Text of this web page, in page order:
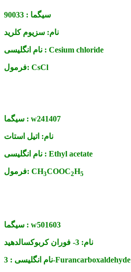
سیگما : 90033
نام: سزیوم کلرید
نام انگلیسی : Cesium chloride
فرمول: CsCl
سیگما : w241407
نام: اتیل استات
نام انگلیسی : Ethyl acetate
فرمول: CH3COOC2H5
سیگما : w501603
نام: 3- فوران کربوکسالدهید
نام انگلیسی :3-Furancarboxaldehyde